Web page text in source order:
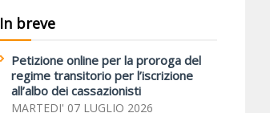
In breve
Petizione online per la proroga del
regime transitorio per l’iscrizione
all’albo dei cassazionisti
MARTEDI' 07 LUGLIO 2026